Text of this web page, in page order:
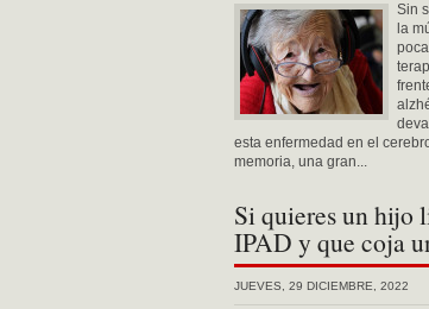
Sin
la
esta enfermedad en el
memoria, una gran...
Si quieres un hijo
IPAD y que coja
JUEVES, 29 DICIEMBRE, 2022